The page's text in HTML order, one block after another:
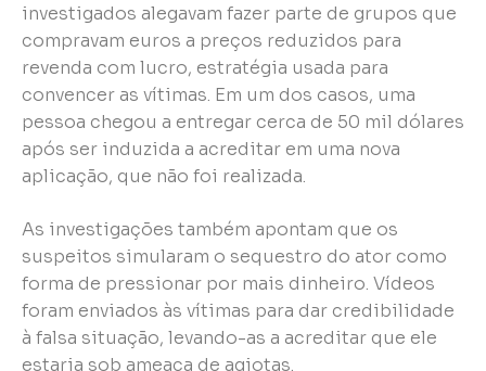
investigados alegavam fazer parte de grupos que
compravam euros a preços reduzidos para
revenda com lucro, estratégia usada para
convencer as vítimas. Em um dos casos, uma
pessoa chegou a entregar cerca de 50 mil dólares
após ser induzida a acreditar em uma nova
aplicação, que não foi realizada.
As investigações também apontam que os
suspeitos simularam o sequestro do ator como
forma de pressionar por mais dinheiro. Vídeos
foram enviados às vítimas para dar credibilidade
à falsa situação, levando-as a acreditar que ele
estaria sob ameaça de agiotas.